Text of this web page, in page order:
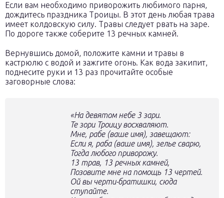
Если вам необходимо приворожить любимого парня,
дождитесь праздника Троицы. В этот день любая трава
имеет колдовскую силу. Травы следует рвать на заре.
По дороге также соберите 13 речных камней.
Вернувшись домой, положите камни и травы в
кастрюлю с водой и зажгите огонь. Как вода закипит,
поднесите руки и 13 раз прочитайте особые
заговорные слова:
«На девятом небе 3 зари.
Те зори Троицу восхваляют.
Мне, рабе (ваше имя), завещают:
Если я, раба (ваше имя), зелье сварю,
Тогда любого приворожу.
13 трав, 13 речных камней,
Позовите мне на помощь 13 чертей.
Ой вы черти-братишки, сюда
ступайте.